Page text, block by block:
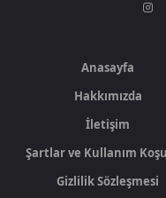
Anasayfa
Hakkımızda
İletişim
Şartlar ve Kullanım
Gizlilik Sözleşmesi